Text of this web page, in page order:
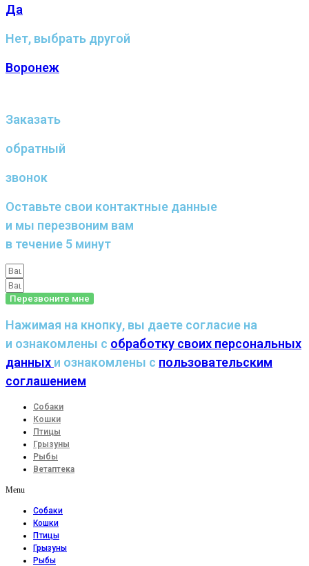
Да
Нет, выбрать другой
Воронеж
Заказать
обратный
звонок
Оставьте свои контактные данные
и мы перезвоним вам
в течение 5 минут
Перезвоните мне
Нажимая на кнопку, вы даете согласие на
и ознакомлены с обработку своих персональных
данных и ознакомлены с пользовательским
соглашением
Собаки
Кошки
Птицы
Грызуны
Рыбы
Ветаптека
Menu
Собаки
Кошки
Птицы
Грызуны
Рыбы